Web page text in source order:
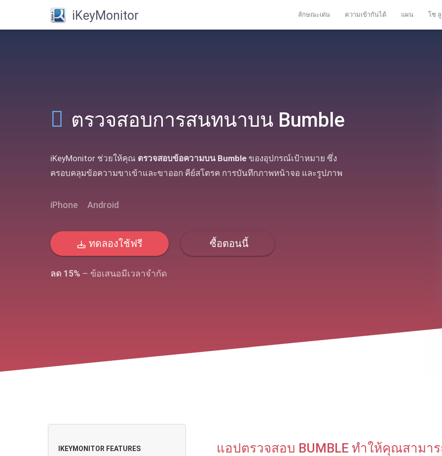
iKeyMonitor ลักษณะเด่น ความเข้ากันได้ แผน โซ
ตรวจสอบการสนทนาบน Bumble
iKeyMonitor ช่วยให้คุณ ตรวจสอบข้อความบน Bumble ของอุปกรณ์เป้าหมาย ซึ่ง
ครอบคลุมข้อความขาเข้าและขาออก คีย์สโตรค การบันทึกภาพหน้าจอ และรูปภาพ
iPhone Android
ทดลองใช้ฟรี ซื้อตอนนี้
ลด 15% – ข้อเสนอมีเวลาจํากัด
แอปตรวจสอบ BUMBLE ทำให้คุณสามา
IKEYMONITOR FEATURES